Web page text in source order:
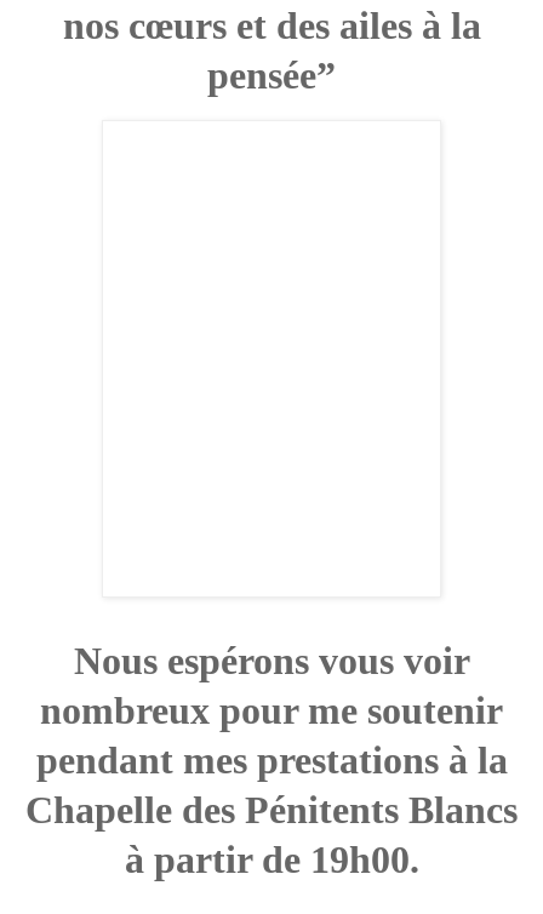
nos cœurs et des ailes à la
pensée”
Nous espérons vous voir
nombreux pour me soutenir
pendant mes prestations à la
Chapelle des Pénitents Blancs
à partir de 19h00.